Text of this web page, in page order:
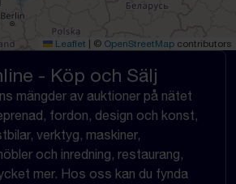
Leaflet © OpenStreetMap contributors
- Köp och Sälj
mängder av auktioner på nätet
fordon, design och konst,
verktyg, maskiner,
och inredning, restaurang,
mer. Hos oss kan du fynda